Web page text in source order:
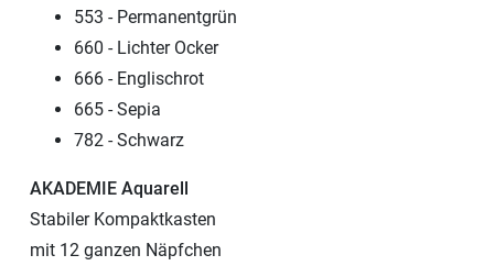
553 - Permanentgrün
660 - Lichter Ocker
666 - Englischrot
665 - Sepia
782 - Schwarz
AKADEMIE Aquarell
Stabiler Kompaktkasten
mit 12 ganzen Näpfchen